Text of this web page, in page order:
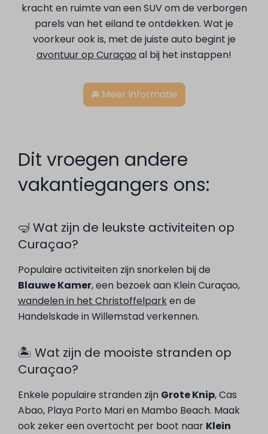
kracht en ruimte van een SUV om de verborgen
parels van het eiland te ontdekken. Wat je
voorkeur ook is, met de juiste auto begint je
avontuur op Curaçao al bij het instappen!
🚘 Meer informatie
Dit vroegen andere
vakantiegangers ons:
🤿 Wat zijn de leukste activiteiten op
Curaçao?
Populaire activiteiten zijn snorkelen bij de
Blauwe Kamer, een bezoek aan Klein Curaçao,
wandelen in het Christoffelparken de
Handelskade in Willemstad verkennen.
🏝️ Wat zijn de mooiste stranden op
Curaçao?
Enkele populaire stranden zijn Grote Knip, Cas
Abao, Playa Porto Mari en Mambo Beach. Maak
ook zeker een overtocht per boot naar Klein